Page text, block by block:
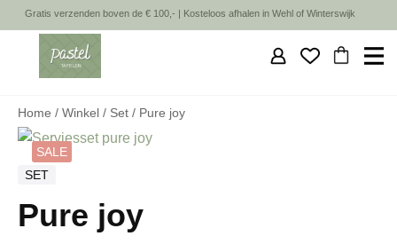
Gratis verzenden boven de € 100,- | Kosteloos afhalen in Wehl of Winterswijk
HOME
NIEUW
WINKEL
SHOP DE SET
Home / Winkel / Set / Pure joy
SALE
SET
Pure joy